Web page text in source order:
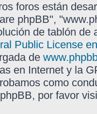
foros están
phpBB",
de tablón de
Public License
de
en Internet y la
como
por favor